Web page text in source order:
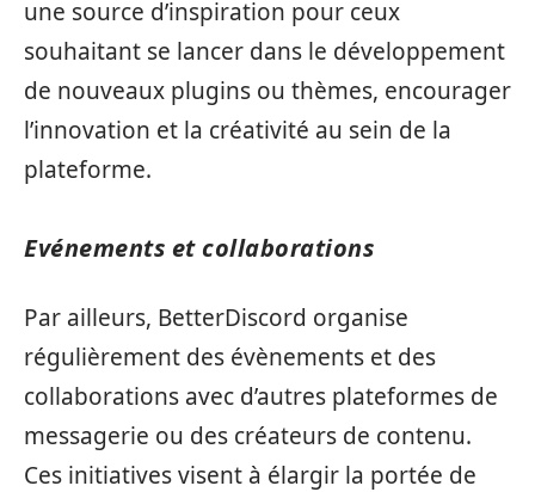
une source d’inspiration pour ceux
souhaitant se lancer dans le développement
de nouveaux plugins ou thèmes, encourager
l’innovation et la créativité au sein de la
plateforme.
Evénements et collaborations
Par ailleurs, BetterDiscord organise
régulièrement des évènements et des
collaborations avec d’autres plateformes de
messagerie ou des créateurs de contenu.
Ces initiatives visent à élargir la portée de